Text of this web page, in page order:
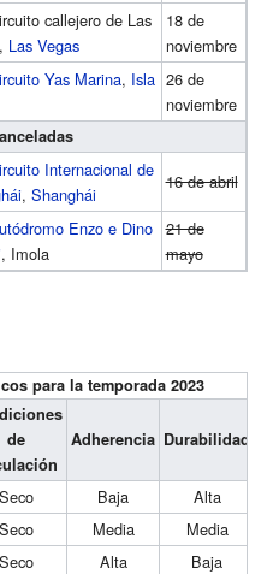
callejero de Las
Las Vegas
18 de
noviembre
Yas Marina, Isla 26 de
noviembre
Internacional de
, Shanghái
16 de abril
Enzo e Dino
, Imola
21 de
mayo
para la temporada 2023
de
Adherencia Durabilidad
Seco Baja Alta
Seco Media Media
Seco Alta Baja